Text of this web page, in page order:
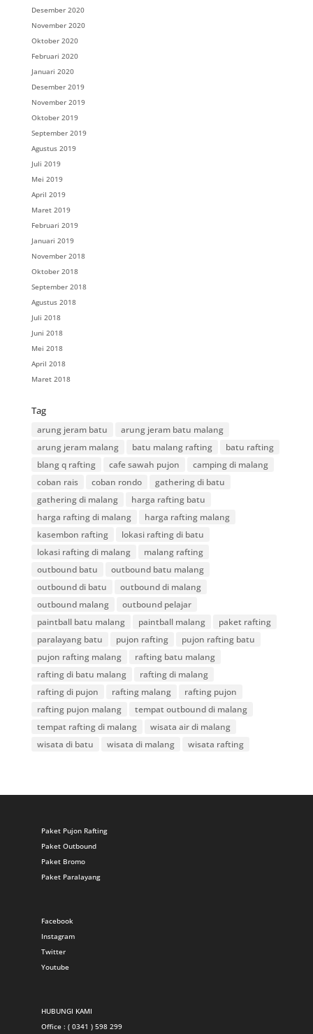
Desember 2020
November 2020
Oktober 2020
Februari 2020
Januari 2020
Desember 2019
November 2019
Oktober 2019
September 2019
Agustus 2019
Juli 2019
Mei 2019
April 2019
Maret 2019
Februari 2019
Januari 2019
November 2018
Oktober 2018
September 2018
Agustus 2018
Juli 2018
Juni 2018
Mei 2018
April 2018
Maret 2018
Tag
arung jeram batu
arung jeram batu malang
arung jeram malang
batu malang rafting
batu rafting
blang q rafting
cafe sawah pujon
camping di malang
coban rais
coban rondo
gathering di batu
gathering di malang
harga rafting batu
harga rafting di malang
harga rafting malang
kasembon rafting
lokasi rafting di batu
lokasi rafting di malang
malang rafting
outbound batu
outbound batu malang
outbound di batu
outbound di malang
outbound malang
outbound pelajar
paintball batu malang
paintball malang
paket rafting
paralayang batu
pujon rafting
pujon rafting batu
pujon rafting malang
rafting batu malang
rafting di batu malang
rafting di malang
rafting di pujon
rafting malang
rafting pujon
rafting pujon malang
tempat outbound di malang
tempat rafting di malang
wisata air di malang
wisata di batu
wisata di malang wisata rafting
Paket Pujon Rafting
Paket Outbound
Paket Bromo
Paket Paralayang
Facebook
Instagram
Twitter
Youtube
HUBUNGI KAMI
Office : ( 0341 ) 598 299